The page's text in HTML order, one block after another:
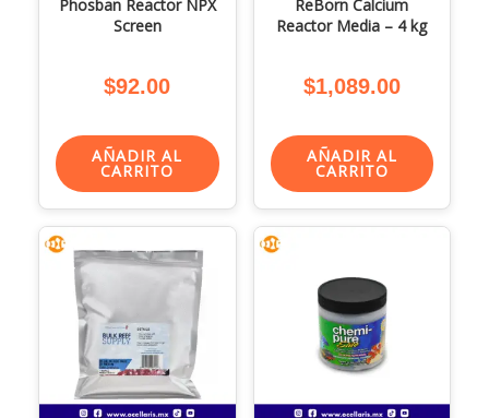
Phosban Reactor NPX
Screen
$92.00
AÑADIR AL
CARRITO
ReBorn Calcium
Reactor Media – 4 kg
$1,089.00
AÑADIR AL
CARRITO